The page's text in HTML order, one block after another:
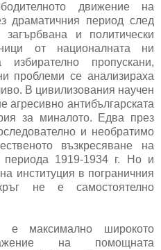
движение на
драматичния период след
и политически
от националната ни
пропускани,
проблеми се анализираха
В цивилизования научен
агресивно антибългарската
за миналото. Едва през
и необратимо
възкресяване на
1919-1934 г. Но и
институция в пограничния
не е самостоятелно
е максимално широкото
на помощната